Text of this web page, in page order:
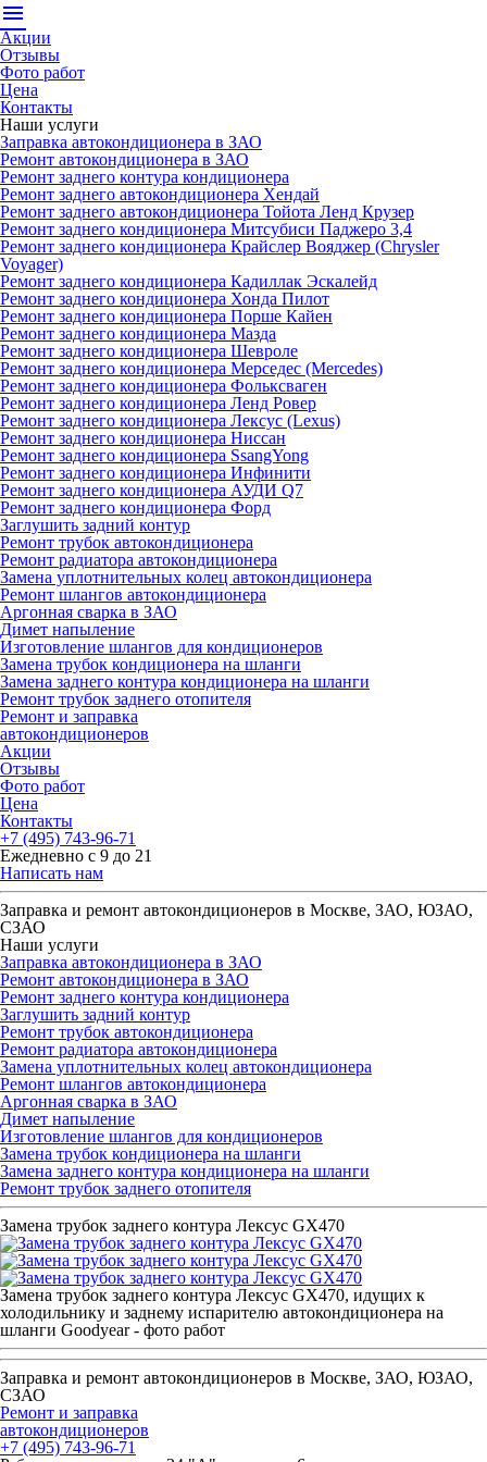
menu
Акции
Отзывы
Фото работ
Цена
Контакты
Наши услуги
Заправка автокондиционера в ЗАО
Ремонт автокондиционера в ЗАО
Ремонт заднего контура кондиционера
Ремонт заднего автокондиционера Хендай
Ремонт заднего автокондиционера Тойота Ленд Крузер
Ремонт заднего кондиционера Митсубиси Паджеро 3,4
Ремонт заднего кондиционера Крайслер Вояджер (Chrysler
Voyager)
Ремонт заднего кондиционера Кадиллак Эскалейд
Ремонт заднего кондиционера Хонда Пилот
Ремонт заднего кондиционера Порше Кайен
Ремонт заднего кондиционера Мазда
Ремонт заднего кондиционера Шевроле
Ремонт заднего кондиционера Мерседес (Mercedes)
Ремонт заднего кондиционера Фольксваген
Ремонт заднего кондиционера Ленд Ровер
Ремонт заднего кондиционера Лексус (Lexus)
Ремонт заднего кондиционера Ниссан
Ремонт заднего кондиционера SsangYong
Ремонт заднего кондиционера Инфинити
Ремонт заднего кондиционера АУДИ Q7
Ремонт заднего кондиционера Форд
Заглушить задний контур
Ремонт трубок автокондиционера
Ремонт радиатора автокондиционера
Замена уплотнительных колец автокондиционера
Ремонт шлангов автокондиционера
Аргонная сварка в ЗАО
Димет напыление
Изготовление шлангов для кондиционеров
Замена трубок кондиционера на шланги
Замена заднего контура кондиционера на шланги
Ремонт трубок заднего отопителя
Ремонт и заправка
автокондиционеров
Акции
Отзывы
Фото работ
Цена
Контакты
+7 (495) 743-96-71
Ежедневно с 9 до 21
Написать нам
Заправка и ремонт автокондиционеров в Москве, ЗАО, ЮЗАО,
СЗАО
Наши услуги
Заправка автокондиционера в ЗАО
Ремонт автокондиционера в ЗАО
Ремонт заднего контура кондиционера
Заглушить задний контур
Ремонт трубок автокондиционера
Ремонт радиатора автокондиционера
Замена уплотнительных колец автокондиционера
Ремонт шлангов автокондиционера
Аргонная сварка в ЗАО
Димет напыление
Изготовление шлангов для кондиционеров
Замена трубок кондиционера на шланги
Замена заднего контура кондиционера на шланги
Ремонт трубок заднего отопителя
Замена трубок заднего контура Лексус GX470
Замена трубок заднего контура Лексус GX470, идущих к
холодильнику и заднему испарителю автокондиционера на
шланги Goodyear - фото работ
Заправка и ремонт автокондиционеров в Москве, ЗАО, ЮЗАО,
СЗАО
Ремонт и заправка
автокондиционеров
+7 (495) 743-96-71